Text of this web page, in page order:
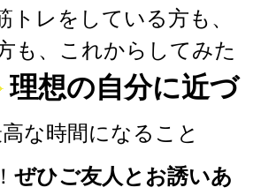
トレをしている方も、
も、これからしてみた
理想の自分に近づ
な時間になること
ぜひご友人とお誘いあ